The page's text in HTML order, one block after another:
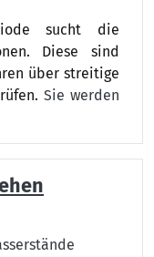
sucht die
Diese sind
über streitige
Sie werden